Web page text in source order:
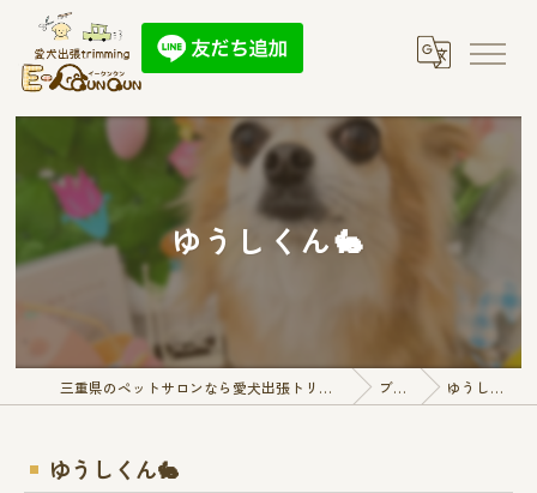
ゆうしくん🐇
三重県のペットサロンなら愛犬出張トリミング E-QunQun ブログ ゆうしくん🐇
ゆうしくん🐇